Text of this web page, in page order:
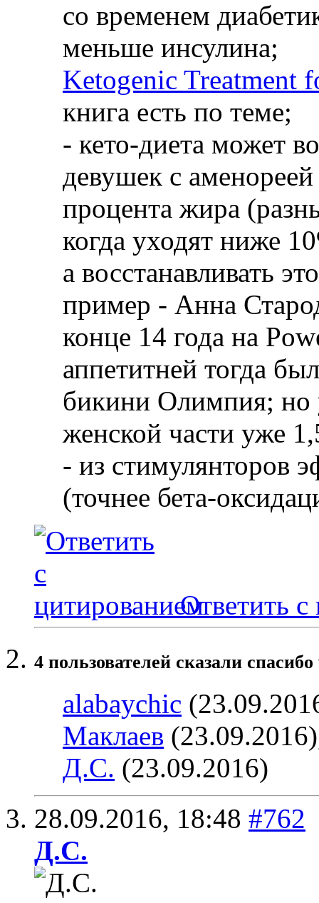
со временем
меньше инсулина;
Ketogenic Treatment
книга есть по теме;
- кето-диета может
девушек с аменореей
процента жира
когда уходят ниже
а восстанавливать
пример - Анна
конце 14 года на
аппетитней тогда
бикини Олимпия; но
женской части уже
- из стимулянторов
(точнее бета-
Ответить с
4 пользователей сказали
alabaychic
Маклаев
Д.С. (23.09.2016)
28.09.2016, 18:48 #762
Д.С.